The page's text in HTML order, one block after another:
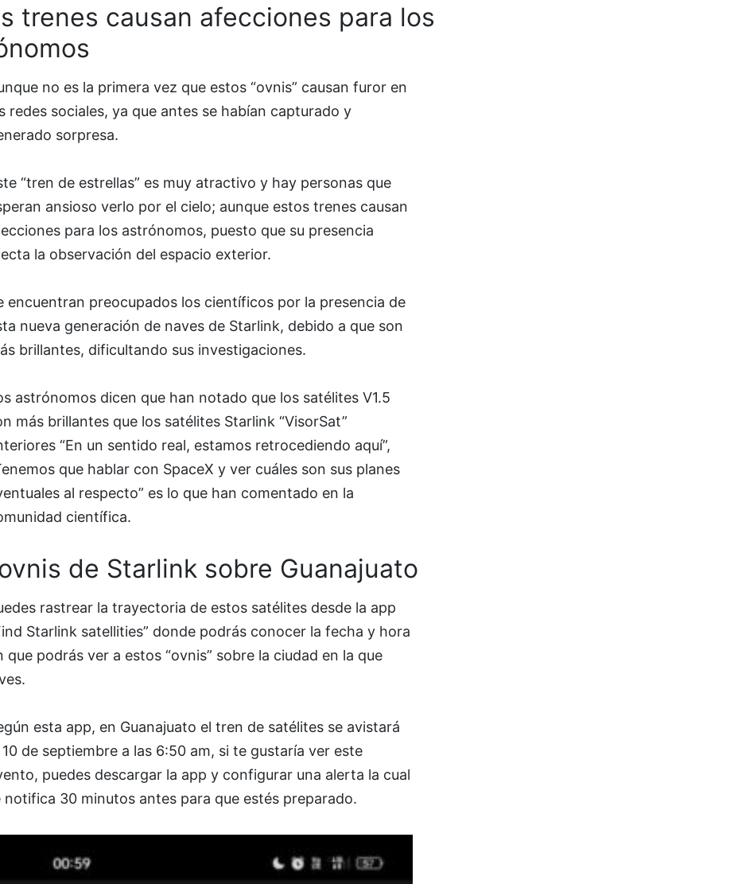
trenes causan afecciones para los
no es la primera vez que estos “ovnis” causan furor en
redes sociales, ya que antes se habían capturado y
sorpresa.
“tren de estrellas” es muy atractivo y hay personas que
ansioso verlo por el cielo; aunque estos trenes causan
para los astrónomos, puesto que su presencia
la observación del espacio exterior.
encuentran preocupados los científicos por la presencia de
nueva generación de naves de Starlink, debido a que son
brillantes, dificultando sus investigaciones.
astrónomos dicen que han notado que los satélites V1.5
más brillantes que los satélites Starlink “VisorSat”
“En un sentido real, estamos retrocediendo aquí”,
que hablar con SpaceX y ver cuáles son sus planes
al respecto” es lo que han comentado en la
científica.
de Starlink sobre Guanajuato
rastrear la trayectoria de estos satélites desde la app
Starlink satellities” donde podrás conocer la fecha y hora
que podrás ver a estos “ovnis” sobre la ciudad en la que
esta app, en Guanajuato el tren de satélites se avistará
10 de septiembre a las 6:50 am, si te gustaría ver este
puedes descargar la app y configurar una alerta la cual
notifica 30 minutos antes para que estés preparado.